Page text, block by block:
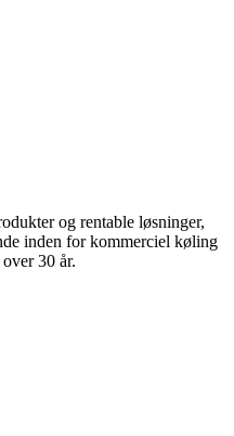
og rentable løsninger,
inden for kommerciel køling
30 år.